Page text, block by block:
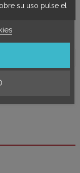
su uso pulse el